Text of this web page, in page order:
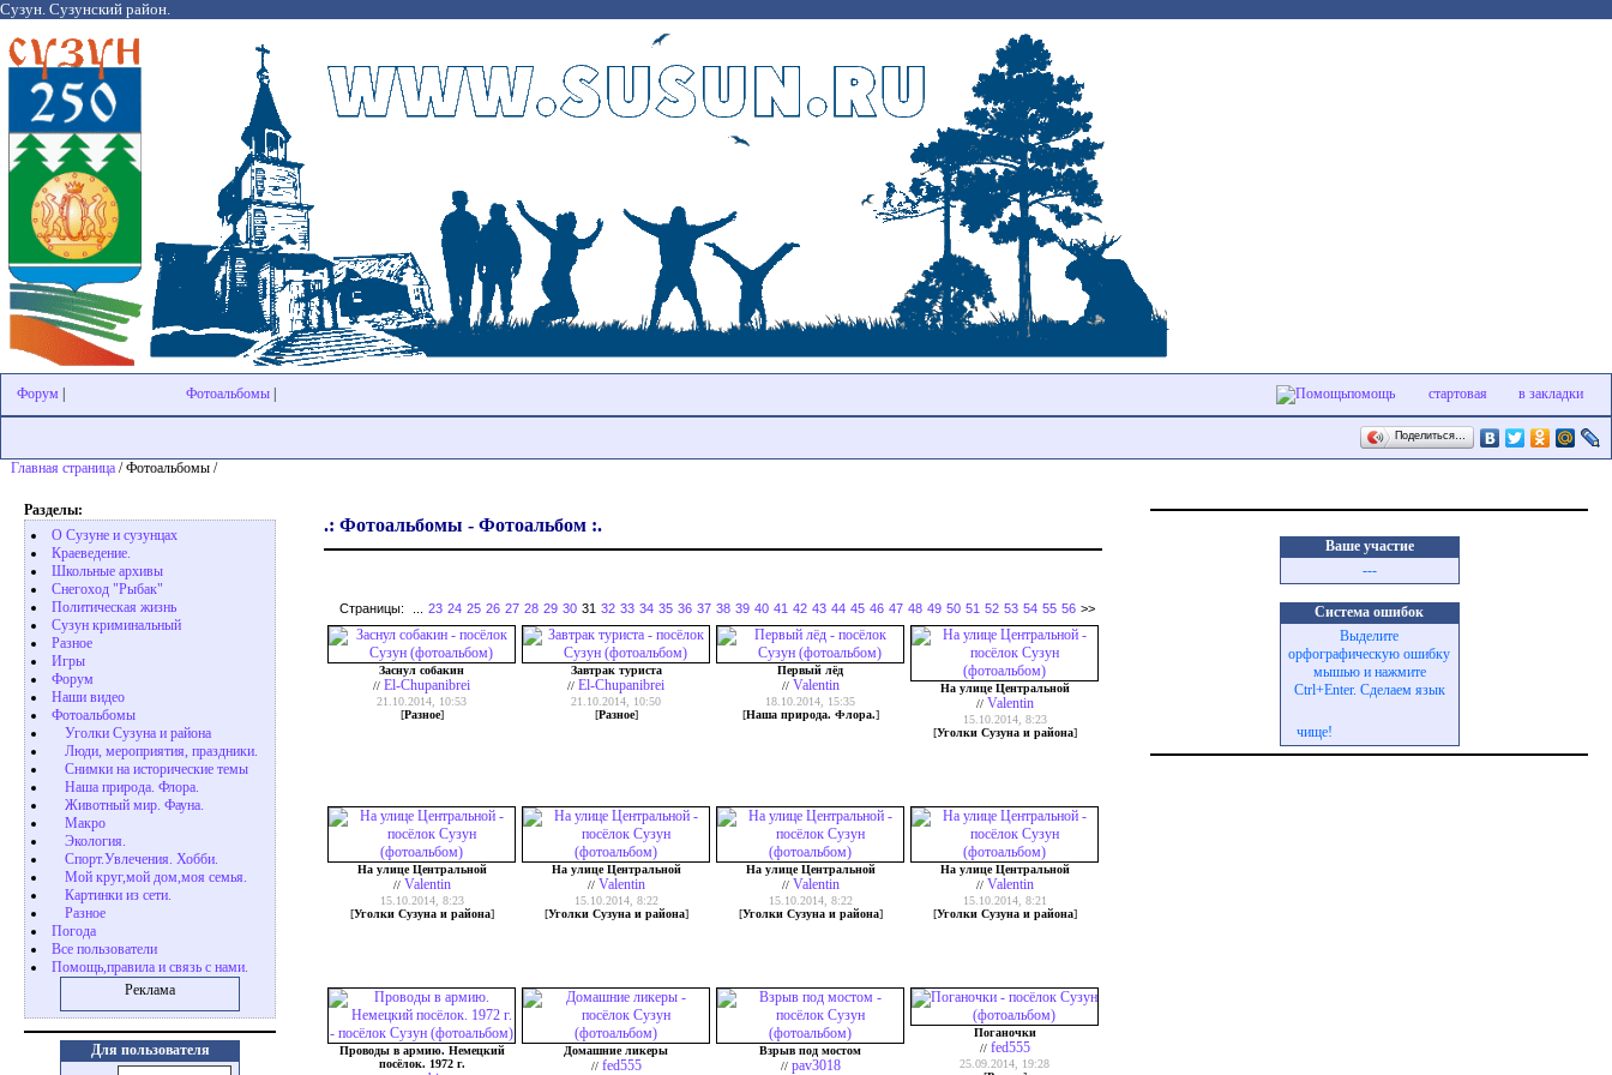
Сузун. Сузунский район.
Форум Фотоальбомы помощь стартовая в закладки
Поделиться…
Главная страница / Фотоальбомы /
Разделы:
О Сузуне и сузунцах
Краеведение.
Школьные архивы
Снегоход "Рыбак"
Политическая жизнь
Сузун криминальный
Разное
Игры
Форум
Наши видео
Фотоальбомы
Уголки Сузуна и района
Люди, мероприятия, праздники.
Снимки на исторические темы
Наша природа. Флора.
Животный мир. Фауна.
Макро
Экология.
Cпорт.Увлечения. Хобби.
Мой круг,мой дом,моя семья.
Картинки из сети.
Разное
Погода
Все пользователи
Помощь,правила и связь с нами.
Реклама
Для пользователя
.: Фотоальбомы - Фотоальбом :.
Страницы: ... 23 24 25 26 27 28 29 30 31 32 33 34 35 36 37 38 39 40 41 42 43 44 45 46 47 48 49 50 51 52 53 54 55 56 >>
Заснул собакин
// El-Chupanibrei
21.10.2014, 10:53
[Разное]
Завтрак туриста
// El-Chupanibrei
21.10.2014, 10:50
[Разное]
Первый лёд
// Valentin
18.10.2014, 15:35
[Наша природа. Флора.]
На улице Центральной
// Valentin
15.10.2014, 8:23
[Уголки Сузуна и района]
На улице Центральной
// Valentin
15.10.2014, 8:23
[Уголки Сузуна и района]
На улице Центральной
// Valentin
15.10.2014, 8:22
[Уголки Сузуна и района]
На улице Центральной
// Valentin
15.10.2014, 8:22
[Уголки Сузуна и района]
На улице Центральной
// Valentin
15.10.2014, 8:21
[Уголки Сузуна и района]
Проводы в армию. Немецкий
посёлок. 1972 г.
Домашние ликеры
// fed555
Взрыв под мостом
// pav3018
Поганочки
// fed555
25.09.2014, 19:28
Ваше участие
---
Система ошибок
Выделите
орфографическую ошибку
мышью и нажмите
Ctrl+Enter. Сделаем язык
чище!